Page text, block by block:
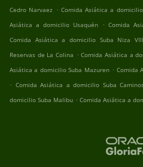
Cedro Narvaez . Comida Asiática a
Asiática a domicilio Usaquén . Comida
Comida Asiática a domicilio Suba Niza VIII
Reservas de La Colina . Comida Asiática a
Asiática a domicilio Suba Mazuren . Comida
. Comida Asiática a domicilio Suba
domicilio Suba Malibu . Comida Asiática a